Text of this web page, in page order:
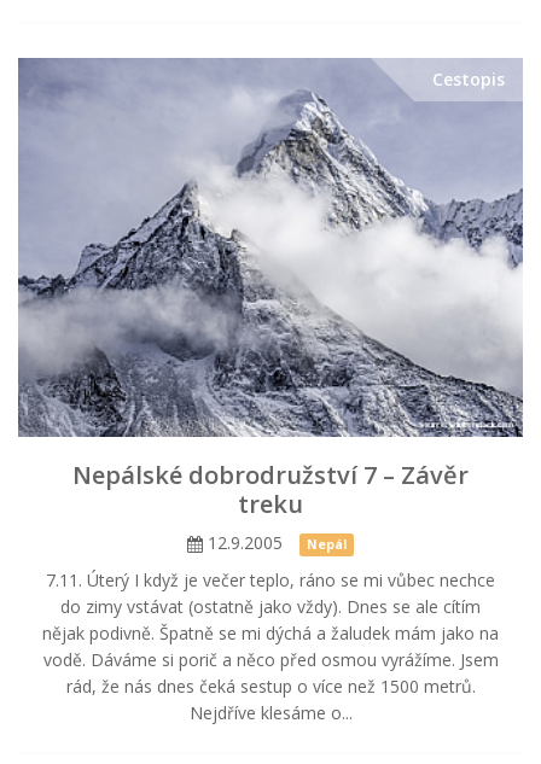
Cestopis
Nepálské dobrodružství 7 – Závěr
treku
12.9.2005 Nepál
7.11. Úterý I když je večer teplo, ráno se mi vůbec nechce
do zimy vstávat (ostatně jako vždy). Dnes se ale cítím
nějak podivně. Špatně se mi dýchá a žaludek mám jako na
vodě. Dáváme si porič a něco před osmou vyrážíme. Jsem
rád, že nás dnes čeká sestup o více než 1500 metrů.
Nejdříve klesáme o...